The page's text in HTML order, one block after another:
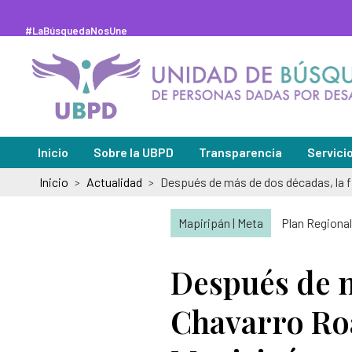
contenido#LaBúsquedaNosUne
Inicio Sobre la UBPD
Misión y visión
Directora general
Glosario de la búsqueda
Abecé de la Unidad de Búsqueda
Transparencia
Sedes
Inicio > Actualidad >
Mapiripán | Meta Plan
Después de
Chavarro